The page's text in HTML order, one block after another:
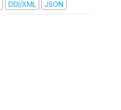
DDI/XML JSON